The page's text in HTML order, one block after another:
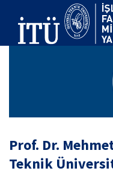
Prof. Dr.
Teknik